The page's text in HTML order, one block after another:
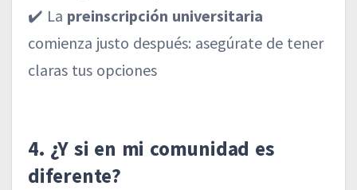
✔️ La preinscripción universitaria
comienza justo después: asegúrate de tener
claras tus opciones
4. ¿Y si en mi comunidad es
diferente?